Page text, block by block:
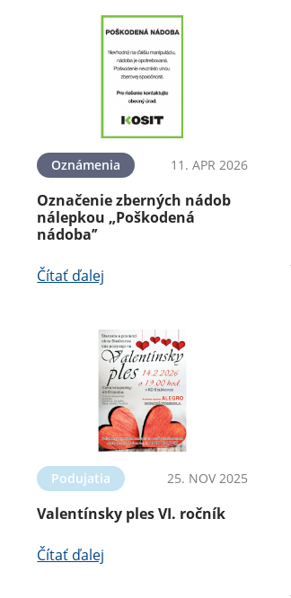
Oznámenia 11. APR 2026
Označenie zberných nádob
nálepkou „Poškodená
nádoba’’
Čítať ďalej
Podujatia 25. NOV 2025
Valentínsky ples VI. ročník
Čítať ďalej